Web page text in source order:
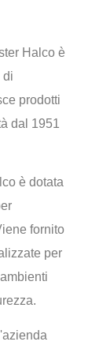
Halco è
di
prodotti
dal 1951
è dotata
fornito
per